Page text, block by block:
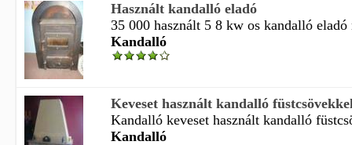
Használt kandalló eladó
35 000 használt 5 8 kw os kandalló
Kandalló
Keveset használt kandalló
Kandalló keveset használt kandalló
Kandalló